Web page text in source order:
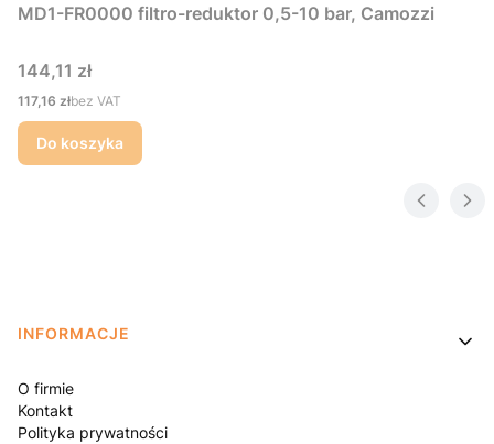
MD1-FR0000 filtro-reduktor 0,5-10 bar, Camozzi
Cena
144,11 zł
Cena
117,16 złbez VAT
Do koszyka
Linki w stopce
INFORMACJE
O firmie
Kontakt
Polityka prywatności